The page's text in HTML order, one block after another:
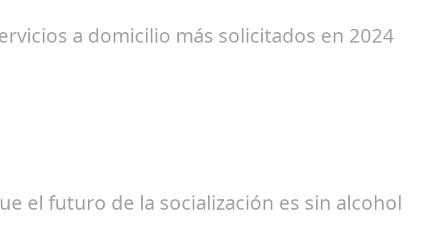
a domicilio más solicitados en 2024
el futuro de la socialización es sin alcohol